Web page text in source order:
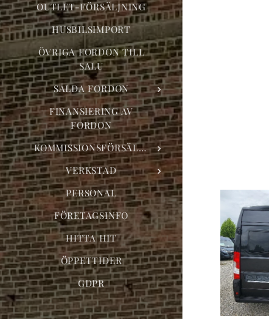
OUTLET-FÖRSÄLJNING
HUSBILSIMPORT
ÖVRIGA FORDON TILL
SALU
SÅLDA FORDON
FINANSIERING AV
FORDON
KOMMISSIONSFÖRSÄLJNING
VERKSTAD
PERSONAL
FÖRETAGSINFO
HITTA HIT
ÖPPETTIDER
GDPR